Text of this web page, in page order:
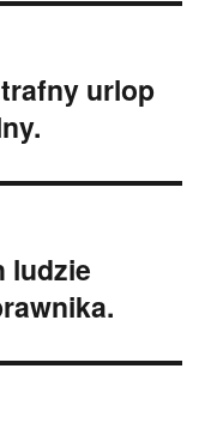
urlop
ludzie